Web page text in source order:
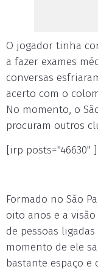
O jogador tinha
a fazer exames
conversas
acerto com o
No momento, o
procuram outros
[irp posts="46630" ]
Formado no São
oito anos e a
de pessoas
momento de ele
bastante espaço e